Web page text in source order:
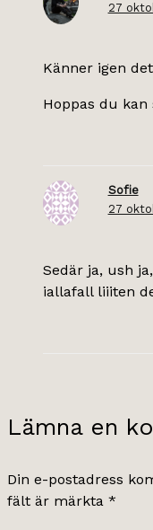
27
Känner igen
Hoppas du kan
Sofie
27
Sedär ja, ush
iallafall liiiten
Lämna en
Din e-postadress
fält är märkta *